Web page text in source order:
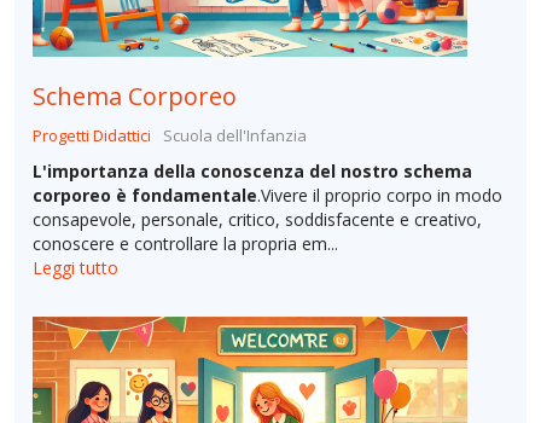
Schema Corporeo
Progetti Didattici Scuola dell'Infanzia
L'importanza della conoscenza del nostro schema
corporeo è fondamentale.Vivere il proprio corpo in modo
consapevole, personale, critico, soddisfacente e creativo,
conoscere e controllare la propria em...
Leggi tutto